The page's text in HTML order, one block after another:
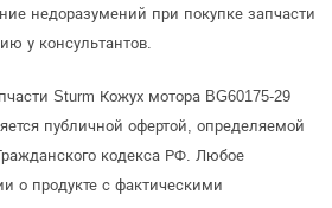
недоразумений при покупке запчасти
у консультантов.
Sturm Кожух мотора BG60175-29
публичной офертой, определяемой
кодекса РФ. Любое
о продукте с фактическими